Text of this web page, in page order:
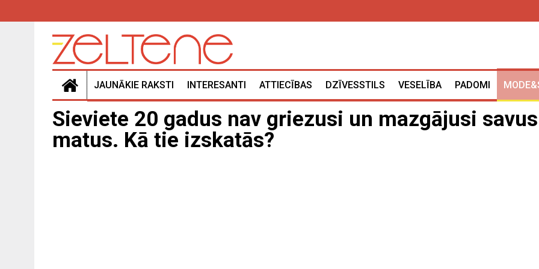
JAUNĀKIE RAKSTI INTERESANTI ATTIECĪBAS DZĪVESSTILS VESELĪBA PADOMI
Sieviete 20 gadus nav griezusi un mazgājusi savus
matus. Kā tie izskatās?